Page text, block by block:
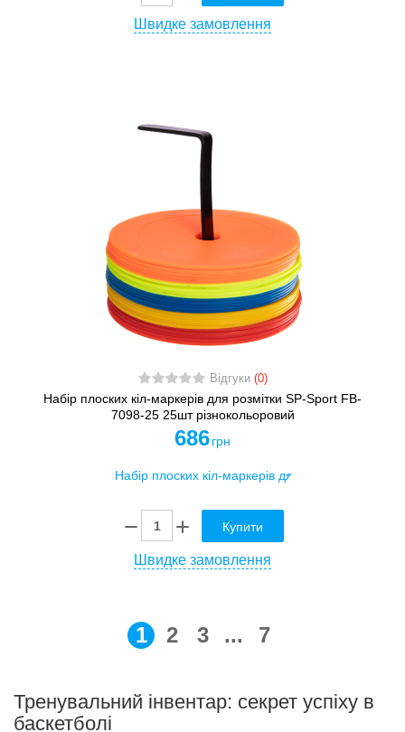
Швидке замовлення
Відгуки (0)
Набір плоских кіл-маркерів для розмітки SP-Sport FB-
7098-25 25шт різнокольоровий
686 грн
Купити
Швидке замовлення
1 2 3 ... 7
Тренувальний інвентар: секрет успіху в
баскетболі